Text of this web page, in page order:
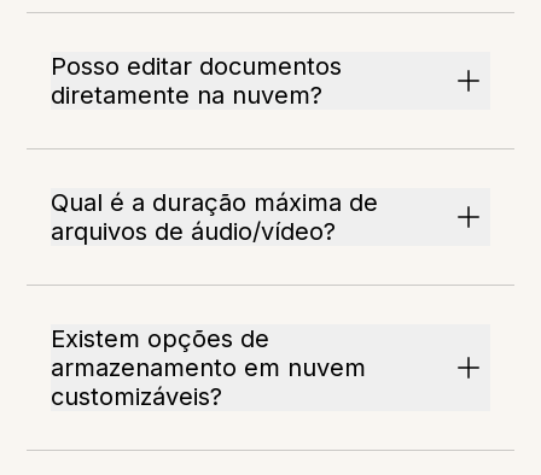
Posso editar documentos
diretamente na nuvem?
Qual é a duração máxima de
arquivos de áudio/vídeo?
Existem opções de
armazenamento em nuvem
customizáveis?